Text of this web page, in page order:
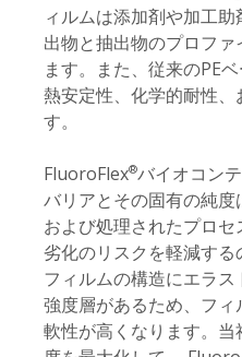
ィルムは添加剤や加工
出物と抽出物のプロフ
ます。また、従来のPE
熱安定性、化学的耐性、
す。
FluoroFlex®バイオコン
バリアとその固有の純
および処理されたプロ
劣化のリスクを軽減する
フィルムの構造にエラス
強度層があるため、フ
軟性が高くなります。